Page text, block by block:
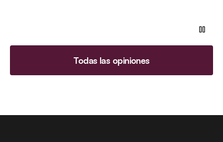
Todas las opiniones